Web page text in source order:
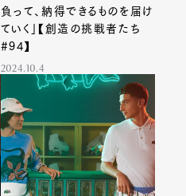
負って、納得できるものを届け
ていく」【創造の挑戦者たち
#94】
2024.10.4